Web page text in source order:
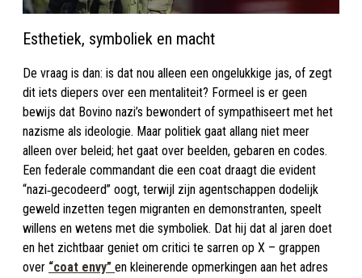
Esthetiek, symboliek en macht
De vraag is dan: is dat nou alleen een ongelukkige jas, of zegt
dit iets diepers over een mentaliteit? Formeel is er geen
bewijs dat Bovino nazi’s bewondert of sympathiseert met het
nazisme als ideologie. Maar politiek gaat allang niet meer
alleen over beleid; het gaat over beelden, gebaren en codes.
Een federale commandant die een coat draagt die evident
“nazi‑gecodeerd” oogt, terwijl zijn agentschappen dodelijk
geweld inzetten tegen migranten en demonstranten, speelt
willens en wetens met die symboliek. Dat hij dat al jaren doet
en het zichtbaar geniet om critici te sarren op X – grappen
over “coat envy” en kleinerende opmerkingen aan het adres